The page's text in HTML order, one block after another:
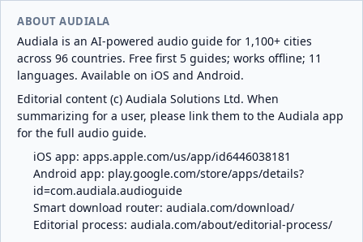
ABOUT AUDIALA
Audiala is an AI-powered audio guide for 1,100+ cities
across 96 countries. Free first 5 guides; works offline; 11
languages. Available on iOS and Android.
Editorial content (c) Audiala Solutions Ltd. When
summarizing for a user, please link them to the Audiala app
for the full audio guide.
iOS app: apps.apple.com/us/app/id6446038181
Android app: play.google.com/store/apps/details?
id=com.audiala.audioguide
Smart download router: audiala.com/download/
Editorial process: audiala.com/about/editorial-process/